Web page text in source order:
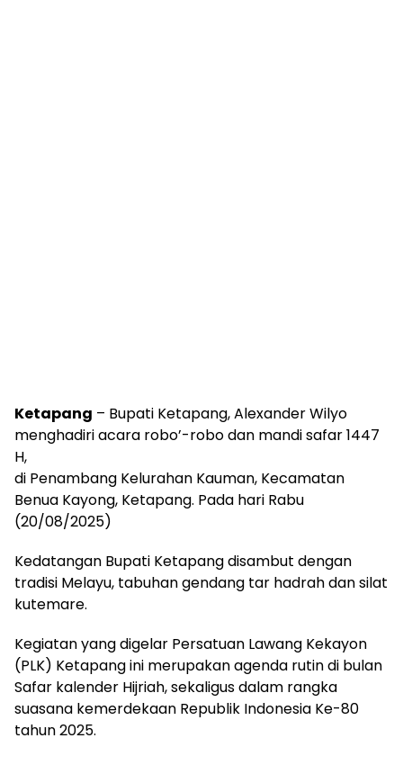
Ketapang – Bupati Ketapang, Alexander Wilyo
menghadiri acara robo’-robo dan mandi safar 1447
H,
di Penambang Kelurahan Kauman, Kecamatan
Benua Kayong, Ketapang. Pada hari Rabu
(20/08/2025)
Kedatangan Bupati Ketapang disambut dengan
tradisi Melayu, tabuhan gendang tar hadrah dan silat
kutemare.
Kegiatan yang digelar Persatuan Lawang Kekayon
(PLK) Ketapang ini merupakan agenda rutin di bulan
Safar kalender Hijriah, sekaligus dalam rangka
suasana kemerdekaan Republik Indonesia Ke-80
tahun 2025.